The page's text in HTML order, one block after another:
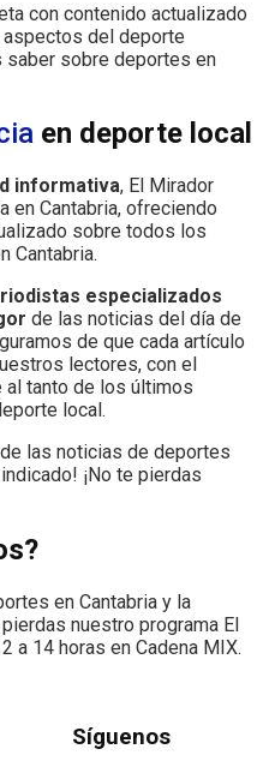
con contenido actualizado
del deporte
saber sobre deportes en
en deporte local
informativa, El Mirador
en Cantabria, ofreciendo
sobre todos los
Cantabria.
especializados
de las noticias del día de
de que cada artículo
lectores, con el
tanto de los últimos
local.
las noticias de deportes
¡No te pierdas
en Cantabria y la
nuestro programa El
a 14 horas en Cadena MIX.
Síguenos